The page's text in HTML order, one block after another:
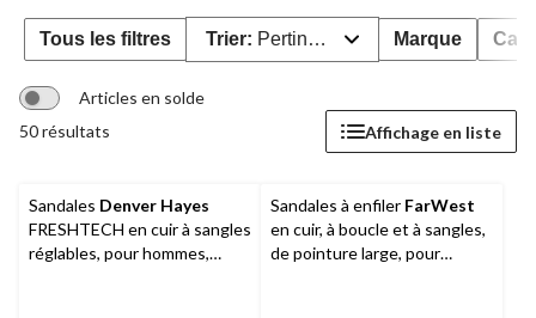
Tous les filtres Trier: Pertinence Marque
Articles en solde
50 résultats
Affichage en liste
Sandales Denver Hayes
FRESHTECH en cuir à sangles
réglables, pour hommes,
Sandales à enfiler FarWest
en cuir, à boucle et à sangles,
de pointure large, pour